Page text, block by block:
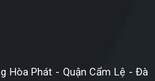
Hòa Phát - Quận Cẩm Lệ - Đà